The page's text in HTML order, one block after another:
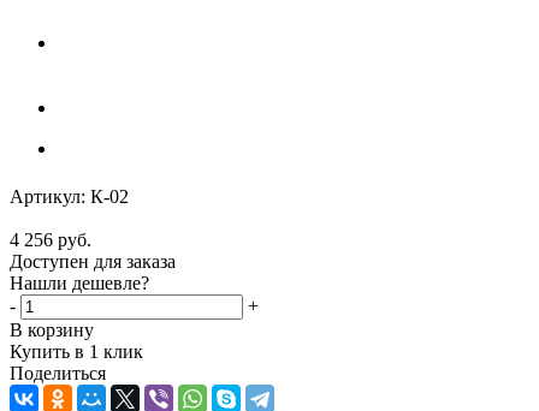
Артикул: К-02
4 256 руб.
Доступен для заказа
Нашли дешевле?
-
+
В корзину
Купить в 1 клик
Поделиться